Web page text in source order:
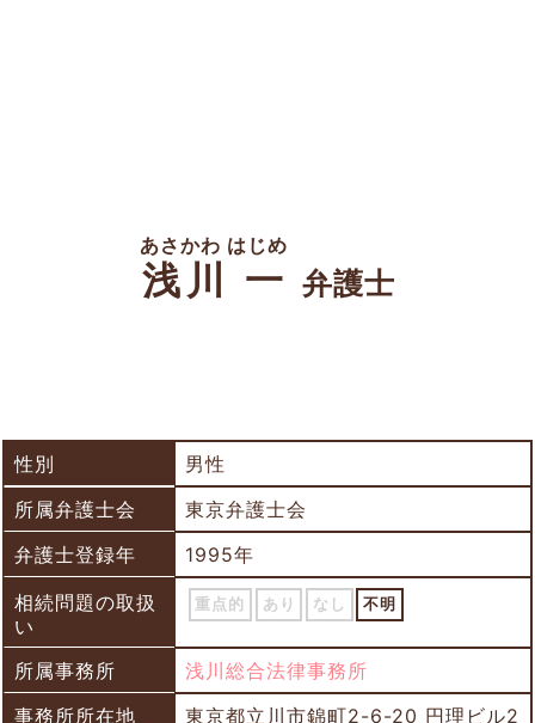
浅川 一
あさかわ はじめ
弁護士
性別
男性
所属弁護士会
東京弁護士会
弁護士登録年
1995年
相続問題の取扱
い
重点的 あり なし 不明
所属事務所
浅川総合法律事務所
事務所所在地
東京都立川市錦町2-6-20 円理ビル2